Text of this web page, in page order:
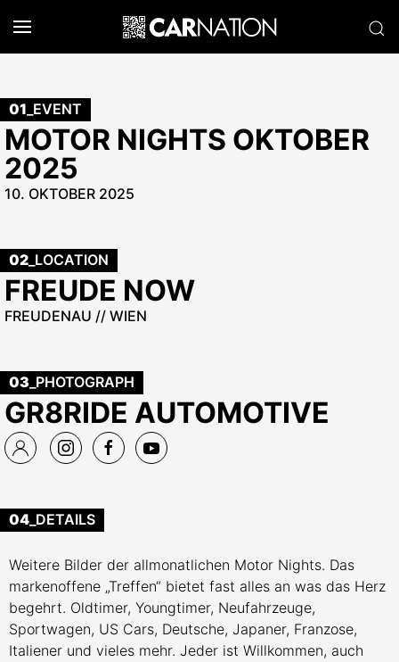
01 _EVENT
MOTOR NIGHTS OKTOBER
2025
10. OKTOBER 2025
02 _LOCATION
FREUDE NOW
FREUDENAU // WIEN
03 _PHOTOGRAPH
GR8RIDE AUTOMOTIVE
04 _DETAILS
Weitere Bilder der allmonatlichen Motor Nights. Das
markenoffene „Treffen“ bietet fast alles an was das Herz
begehrt. Oldtimer, Youngtimer, Neufahrzeuge,
Sportwagen, US Cars, Deutsche, Japaner, Franzose,
Italiener und vieles mehr. Jeder ist Willkommen, auch